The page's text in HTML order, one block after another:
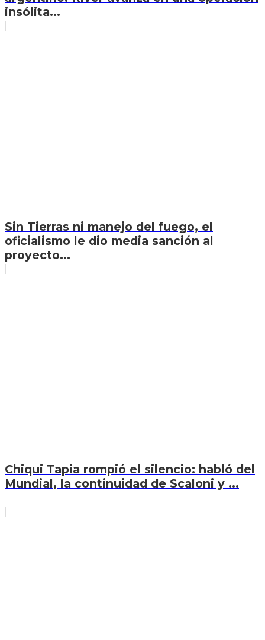
insólita...
Sin Tierras ni manejo del fuego, el
oficialismo le dio media sanción al
proyecto...
Chiqui Tapia rompió el silencio: habló del
Mundial, la continuidad de Scaloni y ...